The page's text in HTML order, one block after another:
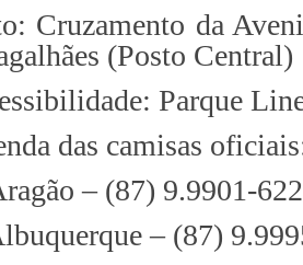
Cruzamento da
(Posto Central)
Parque
das camisas
– (87) 9.9901-
– (87)